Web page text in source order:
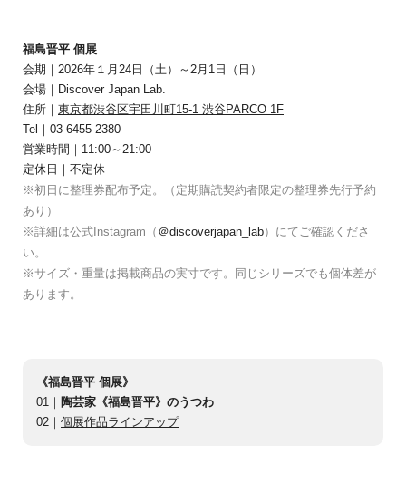
福島晋平 個展
会期｜2026年１月24日（土）～2月1日（日）
会場｜Discover Japan Lab.
住所｜ 東京都渋谷区宇田川町15-1 渋谷PARCO 1F
Tel｜03-6455-2380
営業時間｜11:00～21:00
定休日｜不定休
※初日に整理券配布予定。（定期購読契約者限定の整理券先行予約
あり）
※詳細は公式Instagram（ ＠discoverjapan_lab）にてご確認くださ
い。
※サイズ・重量は掲載商品の実寸です。同じシリーズでも個体差が
あります。
《福島晋平 個展》
01｜ 陶芸家《福島晋平》のうつわ
02｜ 個展作品ラインアップ